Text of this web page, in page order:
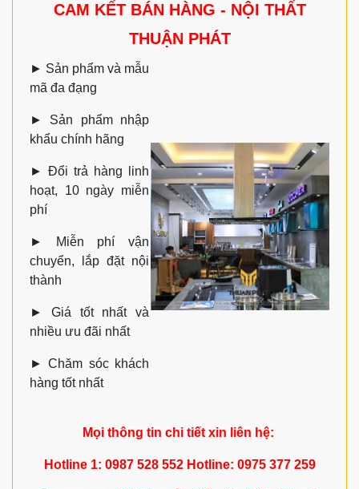
CAM KẾT BÁN HÀNG - NỘI THẤT
THUẬN PHÁT
► Sản phẩm và mẫu
mã đa đạng
► Sản phẩm nhập
khẩu chính hãng
► Đổi trả hàng linh
hoạt, 10 ngày miễn
phí
►
Miễn phí vận
chuyển, lắp đặt nội
thành
► Giá tốt nhất và
nhiều ưu đãi nhất
►Chăm sóc khách
hàng tốt nhất
Mọi thông tin chi tiết xin liên hệ:
Hotline 1: 0987 528 552 Hotline: 0975 377 259